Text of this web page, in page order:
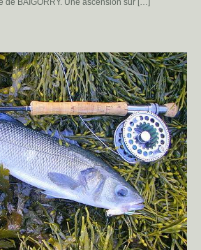
de BAIGORRY. Une ascension sur […]